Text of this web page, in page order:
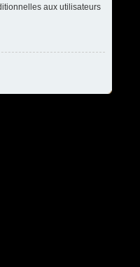
aux utilisateurs